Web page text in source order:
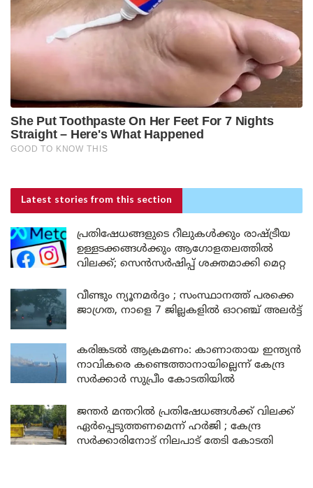
Latest stories from this section
പ്രതിഷേധങ്ങളുടെ റീലുകൾക്കും രാഷ്ട്രീയ
ഉള്ളടക്കങ്ങൾക്കും ആഗോളതലത്തിൽ
വിലക്ക്; സെൻസർഷിപ്പ് ശക്തമാക്കി മെറ്റ
വീണ്ടും ന്യൂനമർദ്ദം ; സംസ്ഥാനത്ത് പരക്കെ
ജാഗ്രത, നാളെ 7 ജില്ലകളിൽ ഓറഞ്ച് അലർട്ട്
കരിങ്കടൽ ആക്രമണം: കാണാതായ ഇന്ത്യൻ
നാവികരെ കണ്ടെത്താനായില്ലെന്ന് കേന്ദ്ര
സർക്കാർ സുപ്രീം കോടതിയിൽ
ജന്തർ മന്തറിൽ പ്രതിഷേധങ്ങൾക്ക് വിലക്ക്
ഏർപ്പെടുത്തണമെന്ന് ഹർജി ; കേന്ദ്ര
സർക്കാരിനോട് നിലപാട് തേടി കോടതി